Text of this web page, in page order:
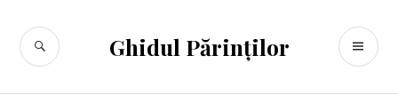
conținut
Ghidul Părinților
CĂUTARE